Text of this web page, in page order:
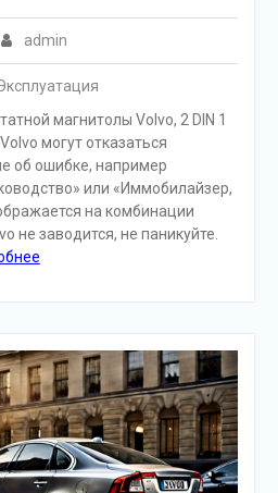
admin
магнитолы Volvo, 2 DIN 1
могут отказаться
об ошибке, например
или «Иммобилайзер,
на комбинации
не заводится, не паникуйте.